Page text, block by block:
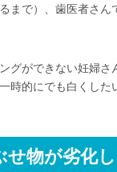
まで）、歯医者さん
グができない妊婦さ
時的にでも白くした
物が劣化